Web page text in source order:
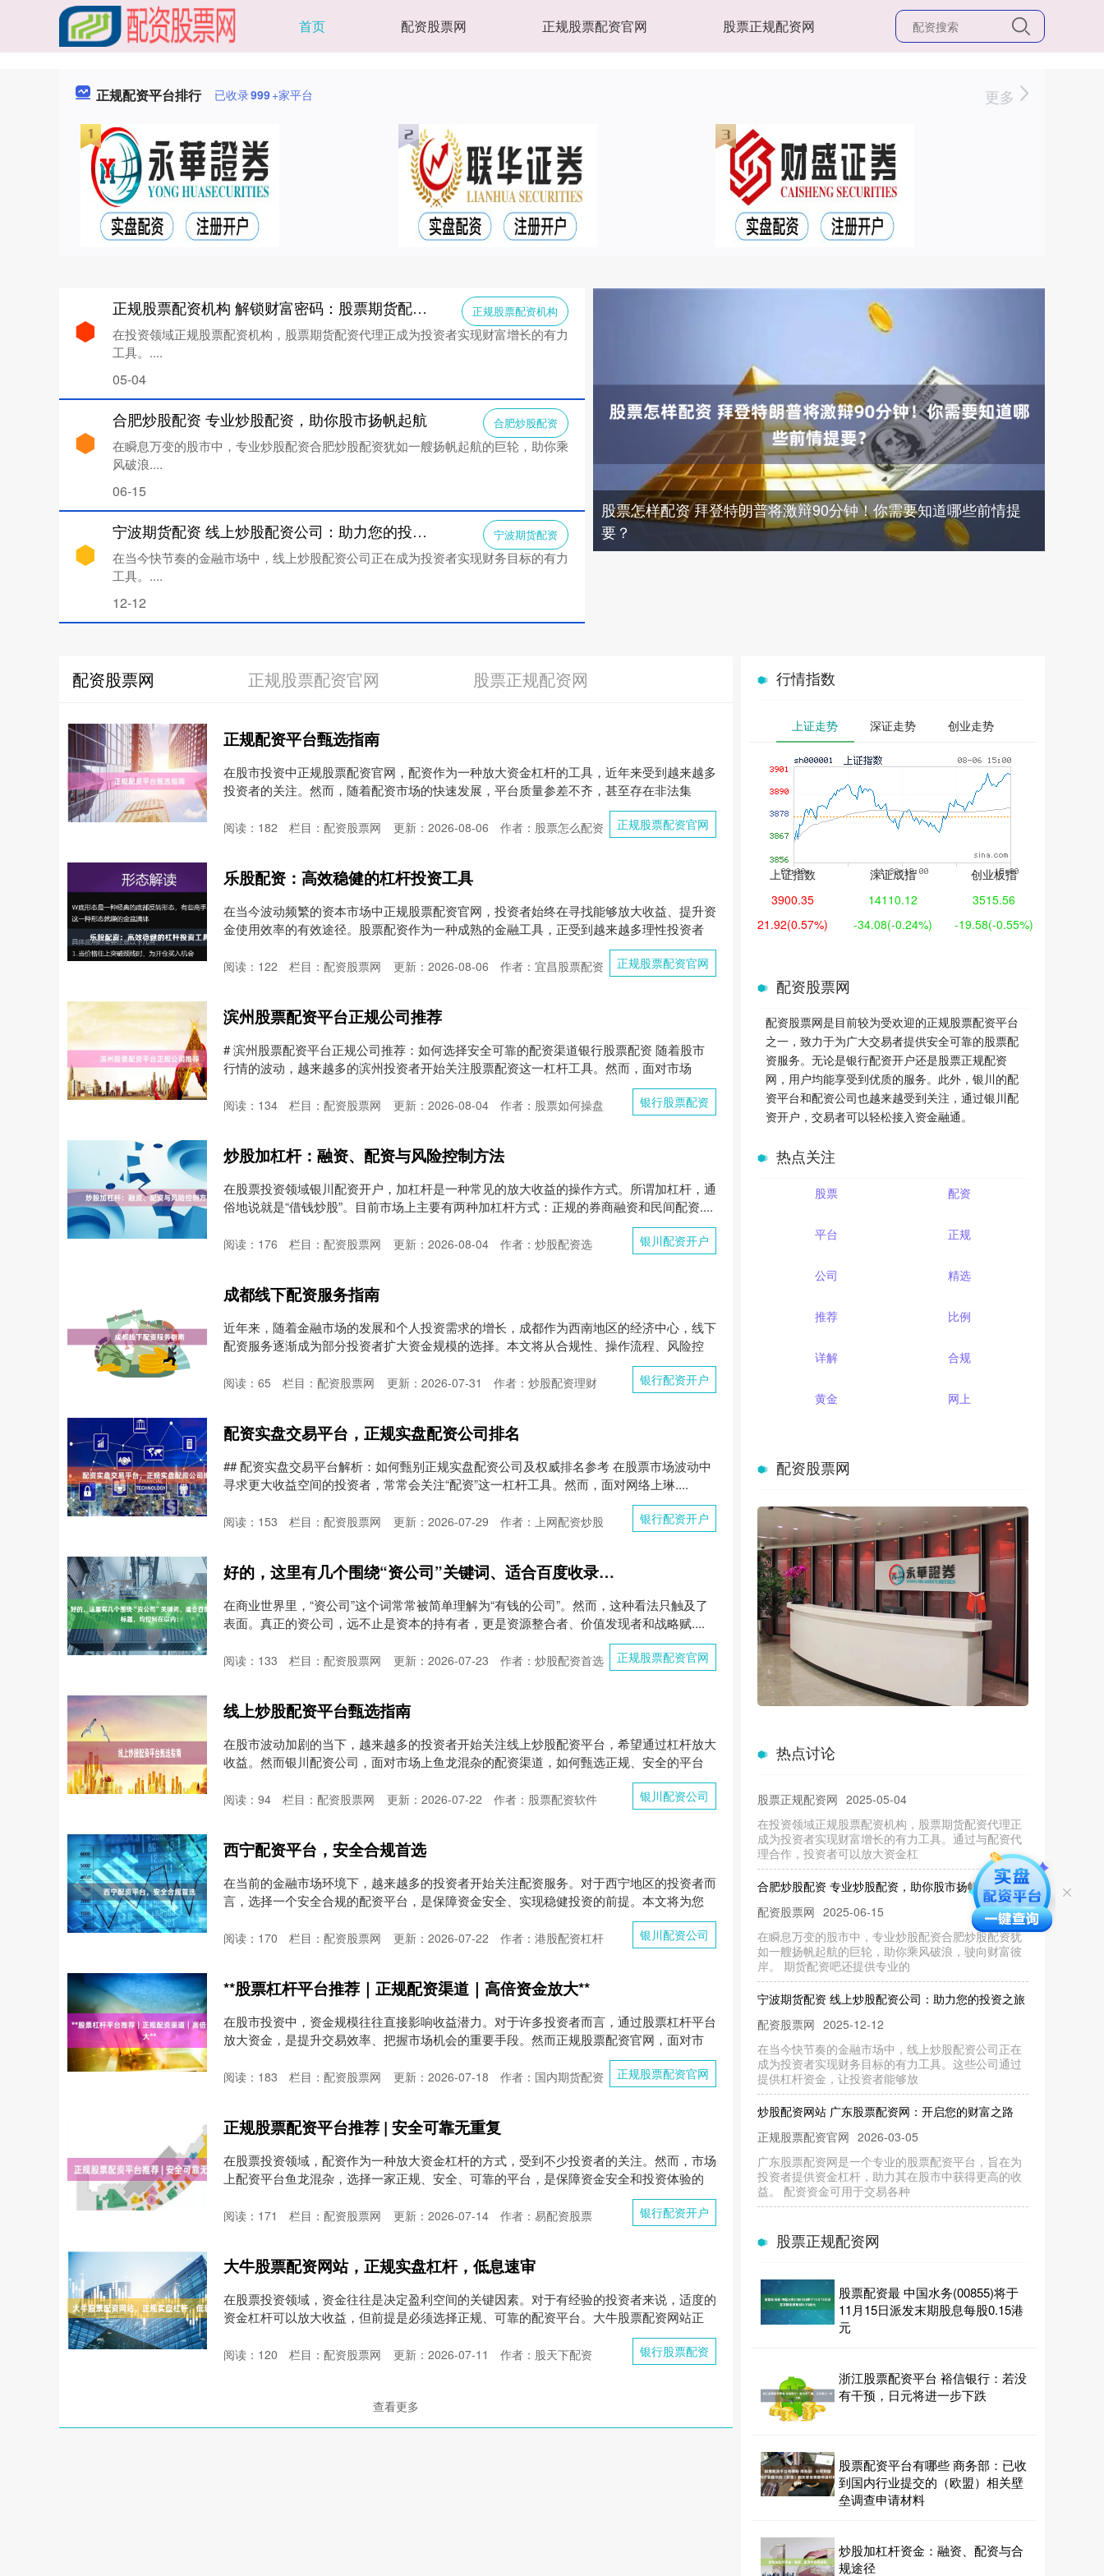
首页 配资股票网 正规股票配资官网 股票正规配资网
正规配资平台排行 已收录999+家平台 更多
股票怎样配资 拜登特朗普将激辩90分钟！你需要知道哪些前情提
要？
正规股票配资机构 解锁财富密码：股票期货配资代理，助您投资无忧 正规股票配资机构
在投资领域正规股票配资机构，股票期货配资代理正成为投资者实现财富增长的有力
工具。....
05-04
合肥炒股配资 专业炒股配资，助你股市扬帆起航 合肥炒股配资
在瞬息万变的股市中，专业炒股配资合肥炒股配资犹如一艘扬帆起航的巨轮，助你乘
风破浪....
06-15
宁波期货配资 线上炒股配资公司：助力您的投资之旅 宁波期货配资
在当今快节奏的金融市场中，线上炒股配资公司正在成为投资者实现财务目标的有力
工具。....
12-12
配资股票网 正规股票配资官网 股票正规配资网
正规配资平台甄选指南
在股市投资中正规股票配资官网，配资作为一种放大资金杠杆的工具，近年来受到越来越多
投资者的关注。然而，随着配资市场的快速发展，平台质量参差不齐，甚至存在非法集
正规股票配资官网
更新：2026-08-06 作者：股票怎么配资
阅读： 182 栏目： 配资股票网
乐股配资：高效稳健的杠杆投资工具
在当今波动频繁的资本市场中正规股票配资官网，投资者始终在寻找能够放大收益、提升资
金使用效率的有效途径。股票配资作为一种成熟的金融工具，正受到越来越多理性投资者
正规股票配资官网
更新：2026-08-06 作者：宜昌股票配资
阅读： 122 栏目： 配资股票网
滨州股票配资平台正规公司推荐
# 滨州股票配资平台正规公司推荐：如何选择安全可靠的配资渠道银行股票配资 随着股市
行情的波动，越来越多的滨州投资者开始关注股票配资这一杠杆工具。然而，面对市场
银行股票配资
更新：2026-08-04 作者：股票如何操盘
阅读： 134 栏目： 配资股票网
炒股加杠杆：融资、配资与风险控制方法
在股票投资领域银川配资开户，加杠杆是一种常见的放大收益的操作方式。所谓加杠杆，通
俗地说就是“借钱炒股”。目前市场上主要有两种加杠杆方式：正规的券商融资和民间配资....
银川配资开户
更新：2026-08-04 作者：炒股配资选
阅读： 176 栏目： 配资股票网
成都线下配资服务指南
近年来，随着金融市场的发展和个人投资需求的增长，成都作为西南地区的经济中心，线下
配资服务逐渐成为部分投资者扩大资金规模的选择。本文将从合规性、操作流程、风险控
银行配资开户
更新：2026-07-31 作者：炒股配资理财
阅读： 65 栏目： 配资股票网
配资实盘交易平台，正规实盘配资公司排名
## 配资实盘交易平台解析：如何甄别正规实盘配资公司及权威排名参考 在股票市场波动中
寻求更大收益空间的投资者，常常会关注“配资”这一杠杆工具。然而，面对网络上琳....
银行配资开户
更新：2026-07-29 作者：上网配资炒股
阅读： 153 栏目： 配资股票网
好的，这里有几个围绕“资公司”关键词、适合百度收录的标题，均控制在以内：
在商业世界里，“资公司”这个词常常被简单理解为“有钱的公司”。然而，这种看法只触及了
表面。真正的资公司，远不止是资本的持有者，更是资源整合者、价值发现者和战略赋....
正规股票配资官网
更新：2026-07-23 作者：炒股配资首选
阅读： 133 栏目： 配资股票网
线上炒股配资平台甄选指南
在股市波动加剧的当下，越来越多的投资者开始关注线上炒股配资平台，希望通过杠杆放大
收益。然而银川配资公司，面对市场上鱼龙混杂的配资渠道，如何甄选正规、安全的平台
银川配资公司
更新：2026-07-22 作者：股票配资软件
阅读： 94 栏目： 配资股票网
西宁配资平台，安全合规首选
在当前的金融市场环境下，越来越多的投资者开始关注配资服务。对于西宁地区的投资者而
言，选择一个安全合规的配资平台，是保障资金安全、实现稳健投资的前提。本文将为您
银川配资公司
更新：2026-07-22 作者：港股配资杠杆
阅读： 170 栏目： 配资股票网
**股票杠杆平台推荐｜正规配资渠道｜高倍资金放大**
在股市投资中，资金规模往往直接影响收益潜力。对于许多投资者而言，通过股票杠杆平台
放大资金，是提升交易效率、把握市场机会的重要手段。然而正规股票配资官网，面对市
正规股票配资官网
更新：2026-07-18 作者：国内期货配资
阅读： 183 栏目： 配资股票网
正规股票配资平台推荐 | 安全可靠无重复
在股票投资领域，配资作为一种放大资金杠杆的方式，受到不少投资者的关注。然而，市场
上配资平台鱼龙混杂，选择一家正规、安全、可靠的平台，是保障资金安全和投资体验的
银行配资开户
更新：2026-07-14 作者：易配资股票
阅读： 171 栏目： 配资股票网
大牛股票配资网站，正规实盘杠杆，低息速审
在股票投资领域，资金往往是决定盈利空间的关键因素。对于有经验的投资者来说，适度的
资金杠杆可以放大收益，但前提是必须选择正规、可靠的配资平台。大牛股票配资网站正
银行股票配资
更新：2026-07-11 作者：股天下配资
阅读： 120 栏目： 配资股票网
查看更多
行情指数
上证走势 深证走势 创业走势
上证指数
3900.35
21.92(0.57%)
深证成指
14110.12
-34.08(-0.24%)
创业板指
3515.56
-19.58(-0.55%)
配资股票网
配资股票网是目前较为受欢迎的正规股票配资平台
之一，致力于为广大交易者提供安全可靠的股票配
资服务。无论是银行配资开户还是股票正规配资
网，用户均能享受到优质的服务。此外，银川的配
资平台和配资公司也越来越受到关注，通过银川配
资开户，交易者可以轻松接入资金融通。
热点关注
股票 配资
平台 正规
公司 精选
推荐 比例
详解 合规
黄金 网上
配资股票网
热点讨论
股票怎样配资 拜登特朗普将激辩90分钟！你需要知道
哪些前情提要？
正规股票配资官网
来源：金十数据 与传统的投资方式相比，股票配资服
务具有以下优势： 北京时间周五09：00，美国总统大
选将迎来第一个关键节
理，助您投资无忧
在投资领域正规股票配资机构，股票期货配资代理正
成为投资者实现财富增长的有力工具。通过与配资代
理合作，投资者可以放大资金杠
合肥炒股配资 专业炒股配资，助你股市扬帆起航
配资股票网 2025-06-15
在瞬息万变的股市中，专业炒股配资合肥炒股配资犹
如一艘扬帆起航的巨轮，助你乘风破浪，驶向财富彼
岸。 期货配资吧还提供专业的
宁波期货配资 线上炒股配资公司：助力您的投资之旅
配资股票网 2025-12-12
在当今快节奏的金融市场中，线上炒股配资公司正在
成为投资者实现财务目标的有力工具。这些公司通过
提供杠杆资金，让投资者能够放
炒股配资网站 广东股票配资网：开启您的财富之路
正规股票配资官网 2026-03-05
广东股票配资网是一个专业的股票配资平台，旨在为
投资者提供资金杠杆，助力其在股市中获得更高的收
益。 配资资金可用于交易各种
股票配债后什么时候可以卖股票 学炒股配资，稳健增
正规股票配资官网 2026-03-12
重要途径。而炒股配资作为一种杠杆投资方式，因其
高收益率而备受关注。 * *
股票配资注册 掌握股票配资知识，助你投资更轻松
股票配资是一种杠杆投资方式，通过向配资公司借入
资金，投资者可以放大自己的投资资金，从而获得更
高的收益。然而，股票配资也存
配资股票网 2026-05-22
在A股市场波动加剧的背景下，股票配资作为一种杠
杆工具，重新进入投资者视野。然而，配资平台鱼龙
股票正规配资网
股票配资最 中国水务(00855)将于
11月15日派发末期股息每股0.15港
元
浙江股票配资平台 裕信银行：若没
有干预，日元将进一步下跌
股票配资平台有哪些 商务部：已收
到国内行业提交的（欧盟）相关壁
垒调查申请材料
炒股加杠杆资金：融资、配资与合
规途径